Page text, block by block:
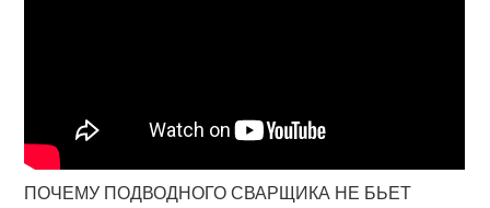
ПОЧЕМУ ПОДВОДНОГО СВАРЩИКА НЕ БЬЕТ